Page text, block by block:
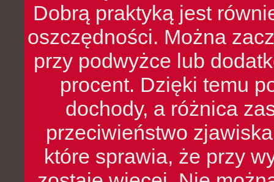
Dobrą praktyką jest
oszczędności. Można
przy podwyżce lub
procent. Dzięki temu
dochody, a różnica
przeciwieństwo
które sprawia, że przy